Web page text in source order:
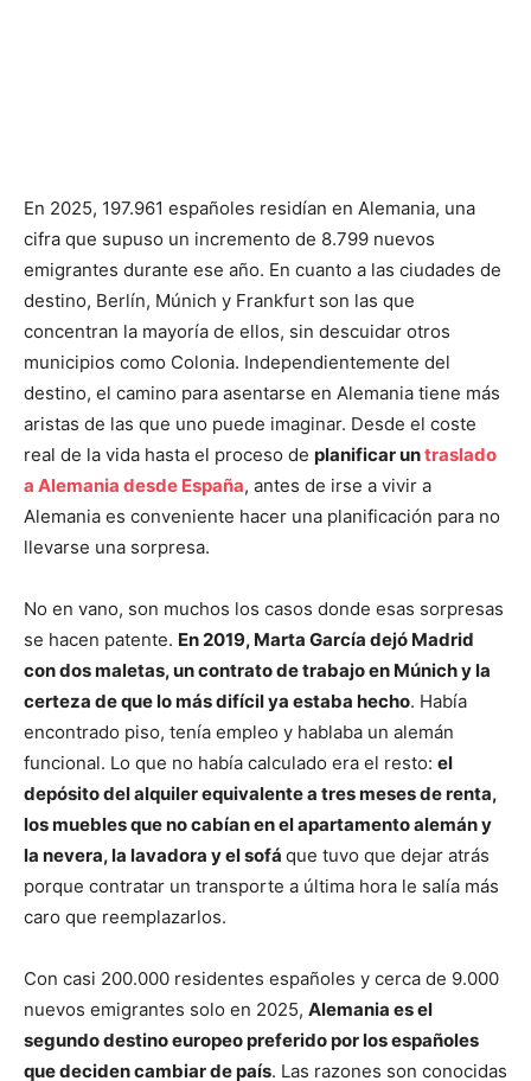
En 2025, 197.961 españoles residían en Alemania, una
cifra que supuso un incremento de 8.799 nuevos
emigrantes durante ese año. En cuanto a las ciudades de
destino, Berlín, Múnich y Frankfurt son las que
concentran la mayoría de ellos, sin descuidar otros
municipios como Colonia. Independientemente del
destino, el camino para asentarse en Alemania tiene más
aristas de las que uno puede imaginar. Desde el coste
real de la vida hasta el proceso de planificar untraslado
a Alemania desde España, antes de irse a vivir a
Alemania es conveniente hacer una planificación para no
llevarse una sorpresa.
No en vano, son muchos los casos donde esas sorpresas
se hacen patente. En 2019, Marta García dejó Madrid
con dos maletas, un contrato de trabajo en Múnich y la
certeza de que lo más difícil ya estaba hecho. Había
encontrado piso, tenía empleo y hablaba un alemán
funcional. Lo que no había calculado era el resto: el
depósito del alquiler equivalente a tres meses de renta,
los muebles que no cabían en el apartamento alemán y
la nevera, la lavadora y el sofá que tuvo que dejar atrás
porque contratar un transporte a última hora le salía más
caro que reemplazarlos.
Con casi 200.000 residentes españoles y cerca de 9.000
nuevos emigrantes solo en 2025, Alemania es el
segundo destino europeo preferido por los españoles
que deciden cambiar de país. Las razones son conocidas